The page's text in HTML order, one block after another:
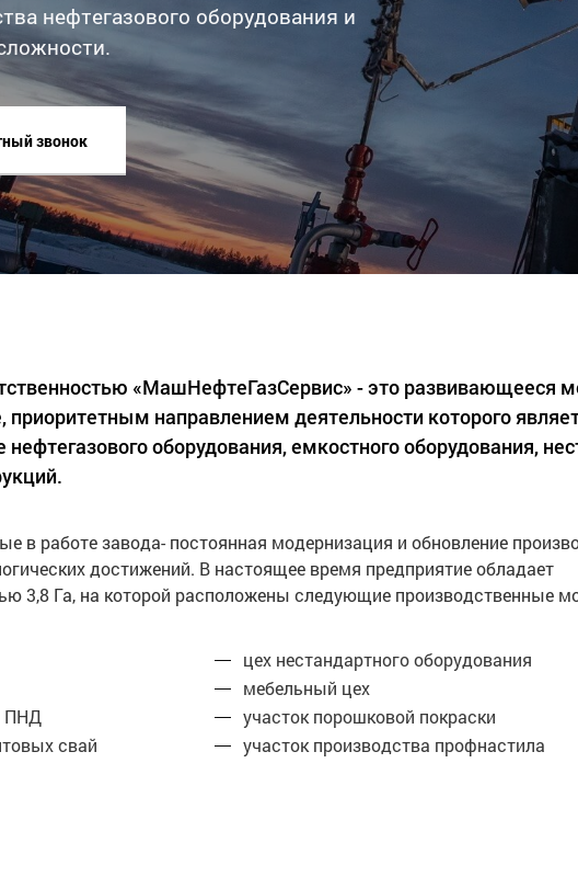
нефтегазового оборудования и
звонок
«МашНефтеГазСервис» - это развивающееся
направлением деятельности которого
нефтегазового оборудования, емкостного оборудования,
в работе завода- постоянная модернизация и обновление
достижений. В настоящее время предприятие обладает
3,8 Га, на которой расположены следующие производственные
цех нестандартного оборудования
мебельный цех
ПНД
участок порошковой покраски
свай
участок производства профнастила